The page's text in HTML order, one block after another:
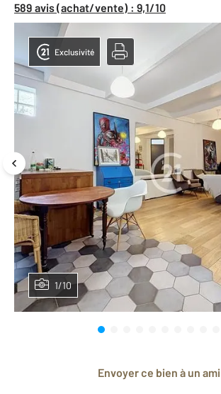
589 avis (achat/vente) : 9,1/10
1/10
Exclusivité
Envoyer ce bien à un ami